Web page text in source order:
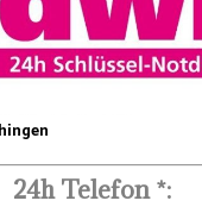
24h Telefon *: